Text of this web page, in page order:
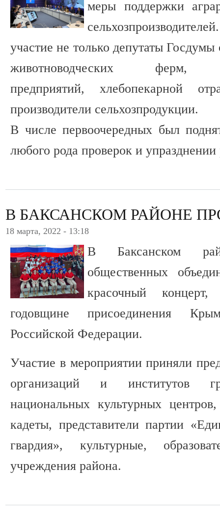
меры поддержки
участие не только депутаты
животноводческих ферм,
предприятий, хлебопекарной
производители сельхозпродукции.
В числе первоочередных был
любого рода проверок и
В БАКСАНСКОМ РАЙОНЕ
18 марта, 2022 - 13:18
В Баксанском
общественных
красочный
годовщине присоединения
Российской Федерации.
Участие в мероприятии приняли
организаций и институтов
национальных культурных
кадеты, представители партии
гвардия», культурные,
учреждения района.